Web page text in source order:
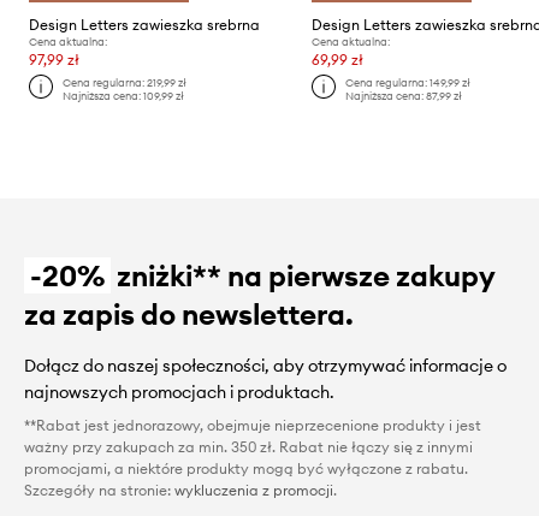
Design Letters zawieszka srebrna
Cena aktualna:
97,99 zł
Cena regularna:219,99 zł
Najniższa cena:109,99 zł
Design Letters zawieszka
Cena aktualna:
69,99 zł
Cena regularna: 149,99 zł
Najniższa cena: 87,99 zł
-20% zniżki** na pierwsze zakupy
za zapis do newslettera.
Dołącz do naszej społeczności, aby otrzymywać informacje o
najnowszych promocjach i produktach.
**Rabat jest jednorazowy, obejmuje nieprzecenione produkty i jest
ważny przy zakupach za min. 350 zł. Rabat nie łączy się z innymi
promocjami, a niektóre produkty mogą być wyłączone z rabatu.
Szczegóły na stronie: wykluczenia z promocji.